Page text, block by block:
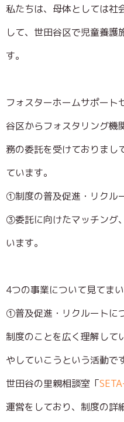
私たちは、母体としては社
して、世田谷区で児童養護
す。
フォスターホームサポート
谷区からフォスタリング機
務の委託を受けておりまし
ています。
①制度の普及促進・リクル
③委託に向けたマッチング
います。
4つの事業について見てまい
①普及促進・リクルートに
制度のことを広く理解して
やしていこうという活動で
世田谷の里親相談室「
運営をしており、制度の詳